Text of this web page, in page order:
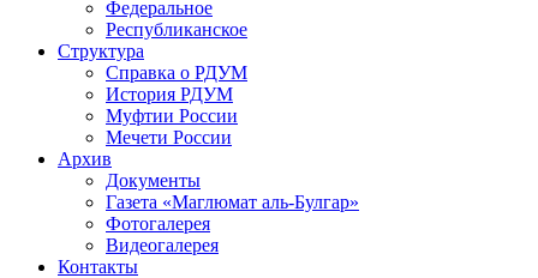
Федеральное
Республиканское
Структура
Справка о РДУМ
История РДУМ
Муфтии России
Мечети России
Архив
Документы
Газета «Маглюмат аль-Булгар»
Фотогалерея
Видеогалерея
Контакты